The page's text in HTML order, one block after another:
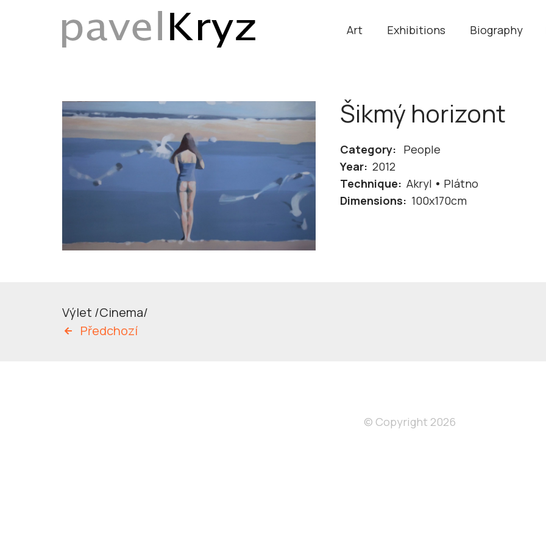
Art Exhibitions Biography
Šikmý horizont
Category: People
Year: 2012
Technique: Akryl
Plátno
Dimensions: 100x170cm
Výlet /Cinema/
Předchozí
© Copyright 2026